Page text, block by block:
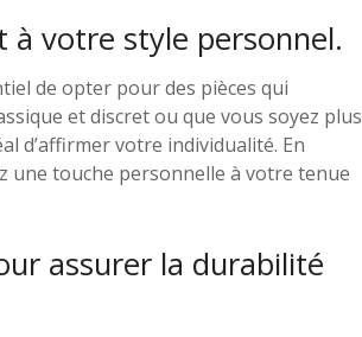
à votre style personnel.
de opter pour des pièces qui
et discret ou que vous soyez plus
d’affirmer votre individualité. En
une touche personnelle à votre tenue
assurer la durabilité